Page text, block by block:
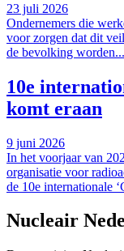
23 juli 2026
Ondernemers die
voor zorgen dat dit
de bevolking worden...
10e
komt eraan
9 juni 2026
In het voorjaar van
organisatie voor
de 10e internationale
Nucleair